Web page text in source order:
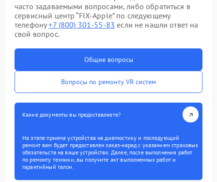
часто задаваемыми вопросами, либо обратиться в
сервисный центр “FIX-Apple” по следующему
телефону+7 (800) 301-55-83 если не нашли ответ на
свой вопрос.
Общие вопросы
Вопросы по ремонту VR систем
Какие документы вы предоставляете?
На этапе приема устройства на диагностику и последующий
ремонт вам будет предоставлен заказ-наряд с указанием страховых
обязательств на ваше устройство. Далее, после выполнения работ
по ремонту техники, вы получите акт выполненных работ и
гарантийный талон.